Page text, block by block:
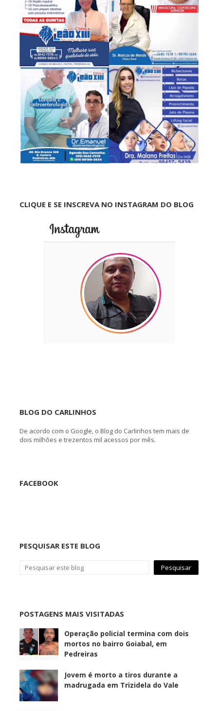
CLIQUE E SE INSCREVA NO INSTAGRAM DO BLOG
BLOG DO CARLINHOS
De acordo com o Google, o Blog do Carlinhos tem mais de
dois milhões e trezentos mil acessos por mês.
FACEBOOK
PESQUISAR ESTE BLOG
POSTAGENS MAIS VISITADAS
Operação policial termina com dois
mortos no bairro Goiabal, em
Pedreiras
Jovem é morto a tiros durante a
madrugada em Trizidela do Vale